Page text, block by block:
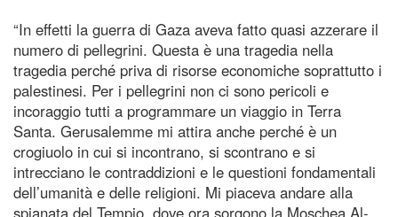
“In effetti la guerra di Gaza aveva fatto quasi azzerare il
numero di pellegrini. Questa è una tragedia nella
tragedia perché priva di risorse economiche soprattutto i
palestinesi. Per i pellegrini non ci sono pericoli e
incoraggio tutti a programmare un viaggio in Terra
Santa. Gerusalemme mi attira anche perché è un
crogiuolo in cui si incontrano, si scontrano e si
intrecciano le contraddizioni e le questioni fondamentali
dell’umanità e delle religioni. Mi piaceva andare alla
spianata del Tempio, dove ora sorgono la Moschea Al-